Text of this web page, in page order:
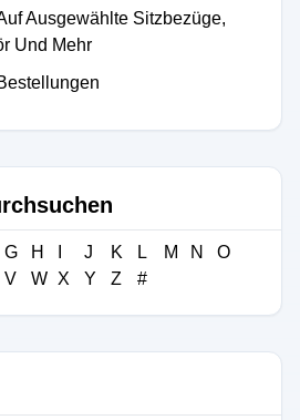
Ausgewählte Sitzbezüge,
Und Mehr
G H J K L M N
O
V W X Y Z #